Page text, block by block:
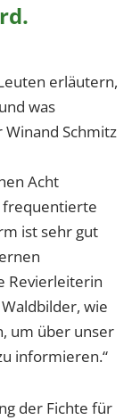
erläutern,
was
Schmitz
Acht
frequentierte
ist sehr gut
Revierleiterin
wie
um über unser
informieren.“
der Fichte für